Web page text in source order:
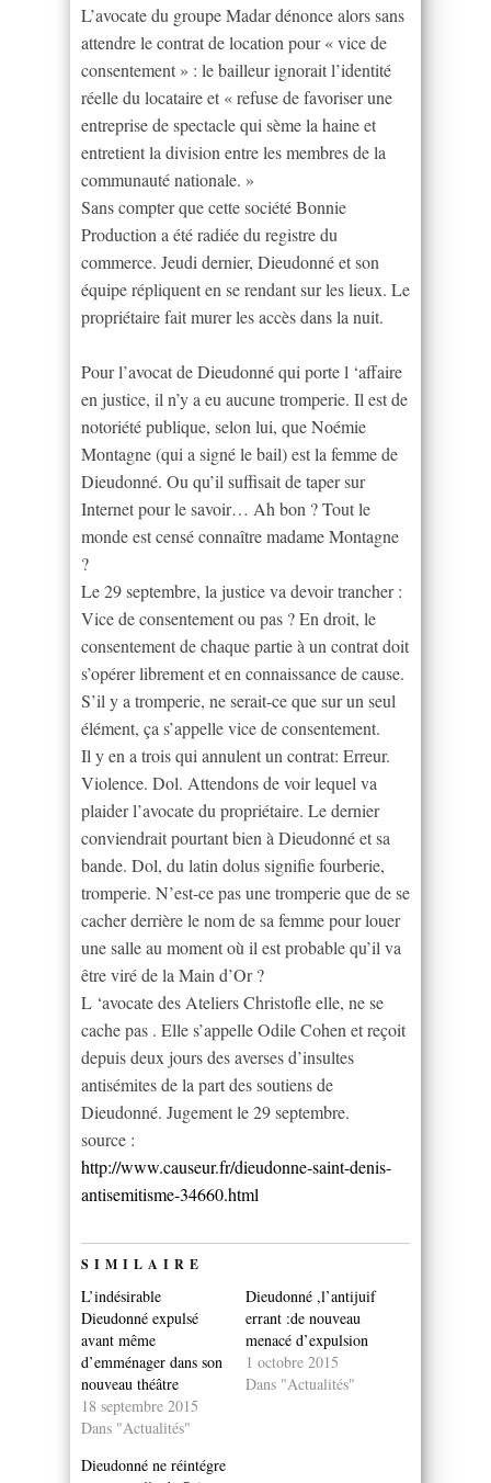
L’avocate du groupe Madar dénonce alors sans
attendre le contrat de location pour « vice de
consentement » : le bailleur ignorait l’identité
réelle du locataire et « refuse de favoriser une
entreprise de spectacle qui sème la haine et
entretient la division entre les membres de la
communauté nationale. »
Sans compter que cette société Bonnie
Production a été radiée du registre du
commerce. Jeudi dernier, Dieudonné et son
équipe répliquent en se rendant sur les lieux. Le
propriétaire fait murer les accès dans la nuit.
Pour l’avocat de Dieudonné qui porte l ‘affaire
en justice, il n’y a eu aucune tromperie. Il est de
notoriété publique, selon lui, que Noémie
Montagne (qui a signé le bail) est la femme de
Dieudonné. Ou qu’il suffisait de taper sur
Internet pour le savoir… Ah bon ? Tout le
monde est censé connaître madame Montagne
?
Le 29 septembre, la justice va devoir trancher :
Vice de consentement ou pas ? En droit, le
consentement de chaque partie à un contrat doit
s’opérer librement et en connaissance de cause.
S’il y a tromperie, ne serait-ce que sur un seul
élément, ça s’appelle vice de consentement.
Il y en a trois qui annulent un contrat: Erreur.
Violence. Dol. Attendons de voir lequel va
plaider l’avocate du propriétaire. Le dernier
conviendrait pourtant bien à Dieudonné et sa
bande. Dol, du latin dolus signifie fourberie,
tromperie. N’est-ce pas une tromperie que de se
cacher derrière le nom de sa femme pour louer
une salle au moment où il est probable qu’il va
être viré de la Main d’Or ?
L ‘avocate des Ateliers Christofle elle, ne se
cache pas . Elle s’appelle Odile Cohen et reçoit
depuis deux jours des averses d’insultes
antisémites de la part des soutiens de
Dieudonné. Jugement le 29 septembre.
source :
http://www.causeur.fr/dieudonne-saint-denis-
antisemitisme-34660.html
SIMILAIRE
L’indésirable
Dieudonné expulsé
avant même
d’emménager dans son
nouveau théâtre
18 septembre 2015
Dans "Actualités"
Dieudonné ,l’antijuif
errant :de nouveau
menacé d’expulsion
1 octobre 2015
Dans "Actualités"
Dieudonné ne réintégre